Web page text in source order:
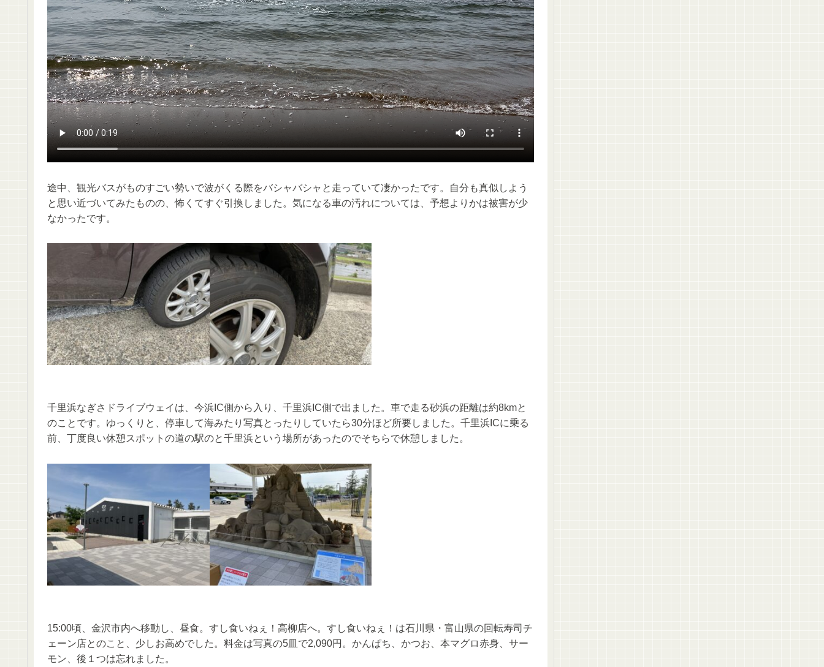
途中、観光バスがものすごい勢いで波がくる際をバシャバシャと走っていて凄かったです。自分も真似しよう
と思い近づいてみたものの、怖くてすぐ引換しました。気になる車の汚れについては、予想よりかは被害が少
なかったです。
千里浜なぎさドライブウェイは、今浜IC側から入り、千里浜IC側で出ました。車で走る砂浜の距離は約8kmと
のことです。ゆっくりと、停車して海みたり写真とったりしていたら30分ほど所要しました。千里浜ICに乗る
前、丁度良い休憩スポットの道の駅のと千里浜という場所があったのでそちらで休憩しました。
15:00頃、金沢市内へ移動し、昼食。すし食いねぇ！高柳店へ。すし食いねぇ！は石川県・富山県の回転寿司チ
ェーン店とのこと、少しお高めでした。料金は写真の5皿で2,090円。かんぱち、かつお、本マグロ赤身、サー
モン、後１つは忘れました。